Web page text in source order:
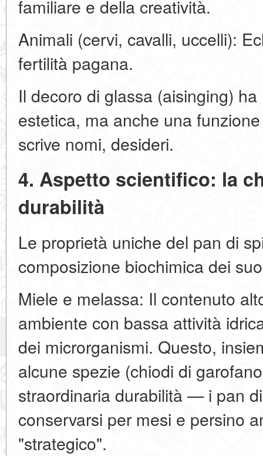
familiare e della creatività.
Animali (cervi, cavalli, uccelli):
fertilità pagana.
Il decoro di glassa (aisinging)
estetica, ma anche una
scrive nomi, desideri.
4. Aspetto scientifico: la
durabilità
Le proprietà uniche del pan di
composizione biochimica dei
Miele e melassa: Il contenuto
ambiente con bassa attività
dei microrganismi. Questo,
alcune spezie (chiodi di
straordinaria durabilità — i pan
conservarsi per mesi e persino
"strategico".